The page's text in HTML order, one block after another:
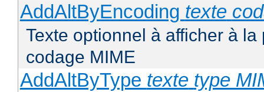
AddAltByEncoding texte
Texte optionnel à afficher à
codage MIME
AddAltByType texte type